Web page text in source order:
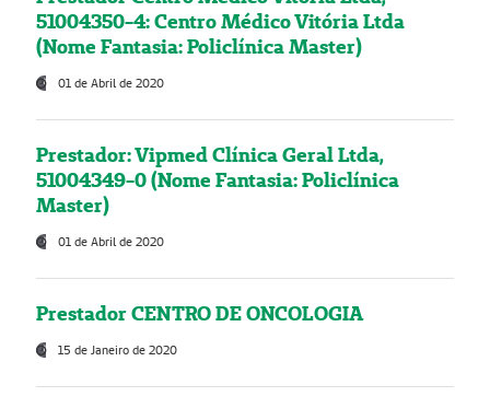
51004350-4: Centro Médico Vitória Ltda
(Nome Fantasia: Policlínica Master)
01 de Abril de 2020
Prestador: Vipmed Clínica Geral Ltda,
51004349-0 (Nome Fantasia: Policlínica
Master)
01 de Abril de 2020
Prestador CENTRO DE ONCOLOGIA
15 de Janeiro de 2020